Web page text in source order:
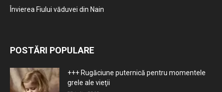
Învierea Fiului văduvei din Nain
POSTĂRI POPULARE
+++ Rugăciune puternică pentru momentele
grele ale vieţii